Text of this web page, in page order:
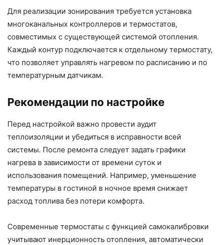
Для реализации зонирования требуется установка
многоканальных контроллеров и термостатов,
совместимых с существующей системой отопления.
Каждый контур подключается к отдельному термостату,
что позволяет управлять нагревом по расписанию и по
температурным датчикам.
Рекомендации по настройке
Перед настройкой важно провести аудит
теплоизоляции и убедиться в исправности всей
системы. После ремонта следует задать графики
нагрева в зависимости от времени суток и
использования помещений. Например, уменьшение
температуры в гостиной в ночное время снижает
расход топлива без потери комфорта.
Современные термостаты с функцией самокалибровки
учитывают инерционность отопления, автоматически